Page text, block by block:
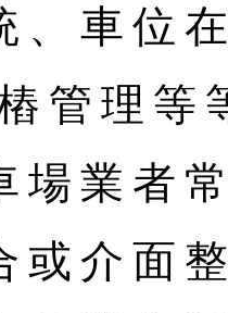
、車位
管理等
場業者
或介面